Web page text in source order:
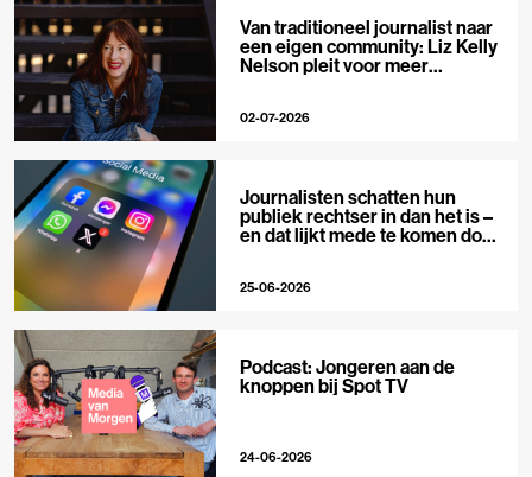
Van traditioneel journalist naar
een eigen community: Liz Kelly
Nelson pleit voor meer
02-07-2026
Journalisten schatten hun
publiek rechtser in dan het is –
en dat lijkt mede te komen door
25-06-2026
Podcast: Jongeren aan de
knoppen bij Spot TV
24-06-2026